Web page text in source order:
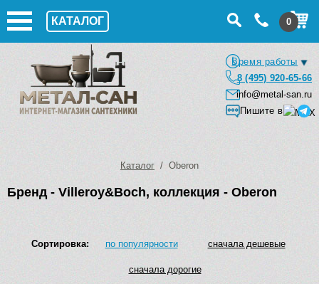
КАТАЛОГ 0
Время работы
8 (495) 920-65-66
info@metal-san.ru
Пишите в
Каталог / Oberon
Бренд - Villeroy&Boch, коллекция - Oberon
Сортировка: по популярности сначала дешевые
сначала дорогие